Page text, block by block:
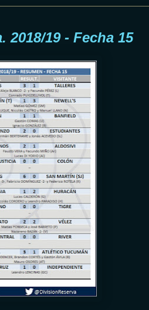
2018/19 - Fecha 15